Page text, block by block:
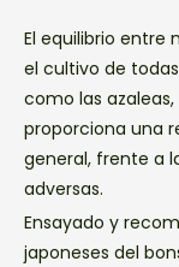
El equilibrio entre
el cultivo de
como las
proporciona una
general, frente a
adversas.
Ensayado y
japoneses del